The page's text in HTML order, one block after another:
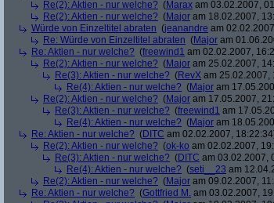
Re(2): Aktien - nur welche? (Marax am 03.02.2007,
Re(2): Aktien - nur welche? (Major am 18.02.2007,
Würde von Einzeltitel abraten (jeanandre am
Re: Würde von Einzeltitel abraten (Major am
Re: Aktien - nur welche? (freewind1 am 02.02.2007,
Re(2): Aktien - nur welche? (Major am 25.02.2007,
Re(3): Aktien - nur welche? (RevX am 25.02.2007,
Re(4): Aktien - nur welche? (Major am
Re(2): Aktien - nur welche? (Major am 17.05.2007,
Re(3): Aktien - nur welche? (freewind1 am
Re(4): Aktien - nur welche? (Major am
Re: Aktien - nur welche? (DITC am 02.02.2007,
Re(2): Aktien - nur welche? (ok-ko am 02.02.2007,
Re(3): Aktien - nur welche? (DITC am 03.02.2007,
Re(4): Aktien - nur welche? (seti__23 am
Re(2): Aktien - nur welche? (Major am 09.02.2007,
Re: Aktien - nur welche? (Gottfried M. am 03.02.2007,